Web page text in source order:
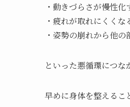
・動きづらさが慢性化
・疲れが取れにくくな
・姿勢の崩れから他
といった悪循環につな
早めに身体を整えるこ